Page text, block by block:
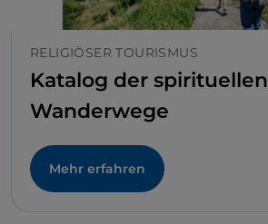
RELIGIÖSER TOURISMUS
Katalog der spirituellen
Wanderwege
Mehr erfahren